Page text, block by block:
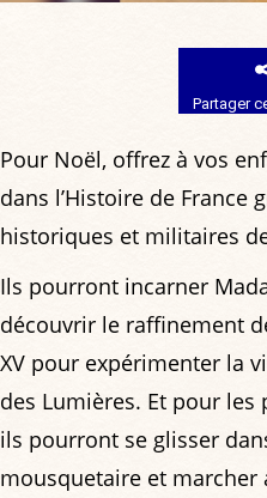
Partager
Pour Noël, offrez à vos
dans l’Histoire de France
historiques et militaires
Ils pourront incarner
découvrir le raffinement
XV pour expérimenter la
des Lumières. Et pour
ils pourront se glisser
mousquetaire et marcher